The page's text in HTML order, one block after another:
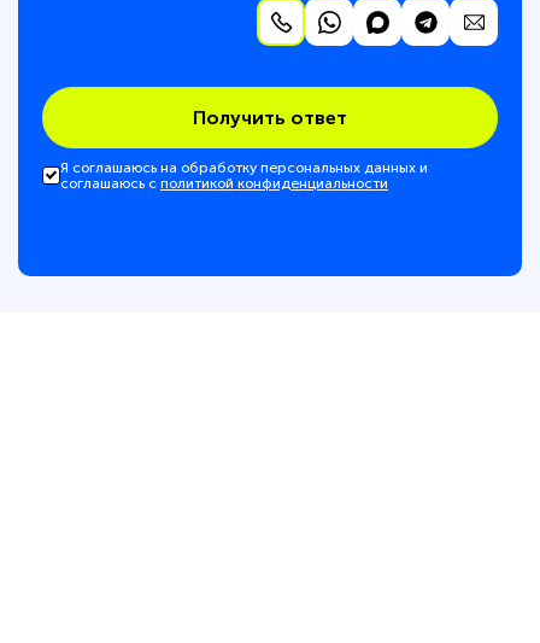
Получить ответ
Я соглашаюсь на обработку персональных данных и
соглашаюсь с политикой конфиденциальности